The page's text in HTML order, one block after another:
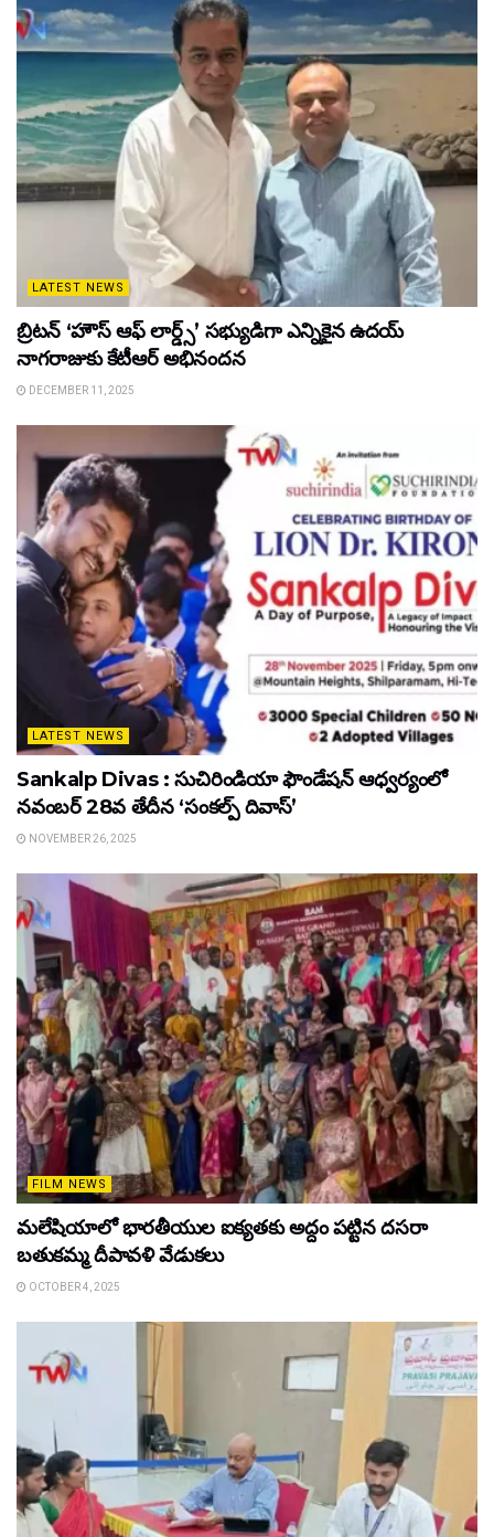
LATEST NEWS
బ్రిటన్ ‘హౌస్ ఆఫ్ లార్డ్స్’ సభ్యుడిగా ఎన్నికైన ఉదయ్
నాగరాజుకు కేటీఆర్ అభినందన
DECEMBER 11, 2025
LATEST NEWS
Sankalp Divas : సుచిరిండియా ఫౌండేషన్ ఆధ్వర్యంలో
నవంబర్ 28వ తేదీన ‘సంకల్ప్ దివాస్’
NOVEMBER 26, 2025
FILM NEWS
మలేషియాలో భారతీయుల ఐక్యతకు అద్దం పట్టిన దసరా
బతుకమ్మ దీపావళి వేడుకలు
OCTOBER 4, 2025